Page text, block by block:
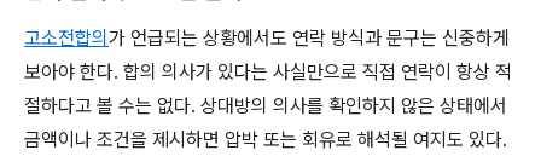
고소전합의 가 언급되는 상황에서도 연락 방식과 문구는 신중하게
보아야 한다. 합의 의사가 있다는 사실만으로 직접 연락이 항상 적
절하다고 볼 수는 없다. 상대방의 의사를 확인하지 않은 상태에서
금액이나 조건을 제시하면 압박 또는 회유로 해석될 여지도 있다.